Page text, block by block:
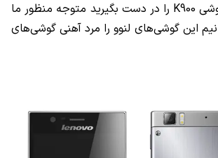
K900 را در دست بگیرید متوجه منظور ما
این گوشی‌های لنوو را مرد آهنی گوشی‌های